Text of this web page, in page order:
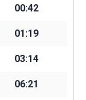
00:42
01:19
03:14
06:21